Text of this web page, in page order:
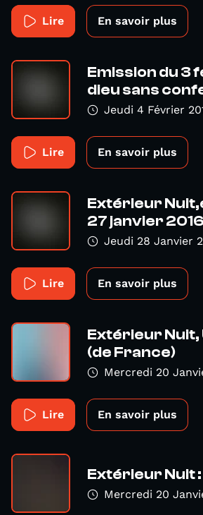
Lire En savoir plus
Emission du 3
dieu sans
Jeudi 4 Février
Lire En savoir plus
Extérieur
27 janvier
Jeudi 28 Janvier
Lire En savoir plus
Extérieur Nuit,
(de France)
Mercredi 20
Lire En savoir plus
Extérieur Nuit
Mercredi 20